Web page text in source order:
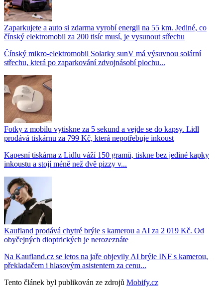
Zaparkujete a auto si zdarma vyrobí energii na 55 km. Jediné, co
čínský elektromobil za 200 tisíc musí, je vysunout střechu
Čínský mikro-elektromobil Solarky sunV má výsuvnou solární
střechu, která po zaparkování zdvojnásobí plochu...
Fotky z mobilu vytiskne za 5 sekund a vejde se do kapsy. Lidl
prodává tiskárnu za 799 Kč, která nepotřebuje inkoust
Kapesní tiskárna z Lidlu váží 150 gramů, tiskne bez jediné kapky
inkoustu a stojí méně než dvě pizzy v...
Kaufland prodává chytré brýle s kamerou a AI za 2 019 Kč. Od
obyčejných dioptrických je nerozeznáte
Na Kaufland.cz se letos na jaře objevily AI brýle INF s kamerou,
překladačem i hlasovým asistentem za cenu...
Tento článek byl publikován ze zdrojů Mobify.cz